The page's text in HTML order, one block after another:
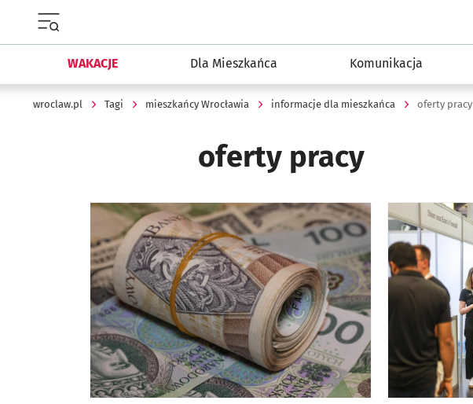
WAKACJE Dla Mieszkańca Komunikacja
wroclaw.pl Tagi mieszkańcy Wrocławia informacje dla mieszkańca oferty pracy
oferty pracy